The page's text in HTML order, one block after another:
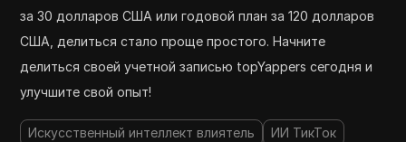
за 30 долларов США или годовой план за 120 долларов
США, делиться стало проще простого. Начните
делиться своей учетной записью topYappers сегодня и
улучшите свой опыт!
Искусственный интеллект влиятель
ИИ ТикТок